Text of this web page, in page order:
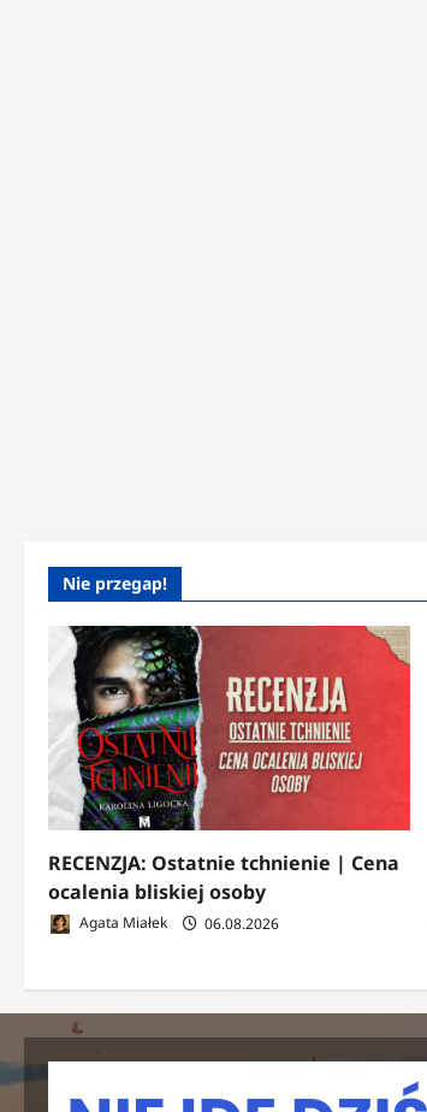
Nie przegap!
RECENZJA: Ostatnie tchnienie | Cena
ocalenia bliskiej osoby
Agata Miałek 06.08.2026